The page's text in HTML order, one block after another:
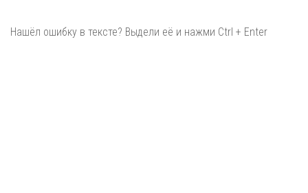
Нашёл ошибку в тексте? Выдели её и нажми Ctrl + Enter